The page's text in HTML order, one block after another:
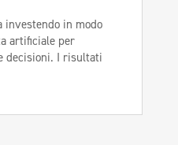
in modo
artificiale per
decisioni. I risultati